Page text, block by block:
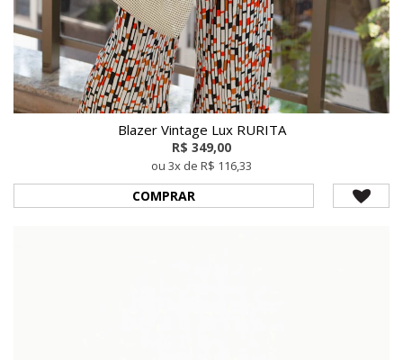
Blazer Vintage Lux RURITA
R$ 349,00
ou 3x de R$ 116,33
COMPRAR